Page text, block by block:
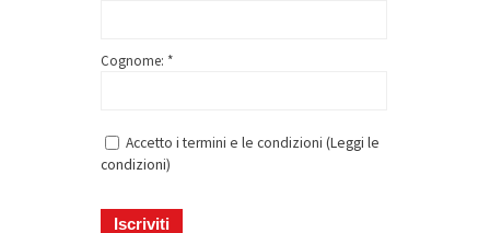
Cognome: *
Accetto i termini e le condizioni (Leggi le
condizioni)